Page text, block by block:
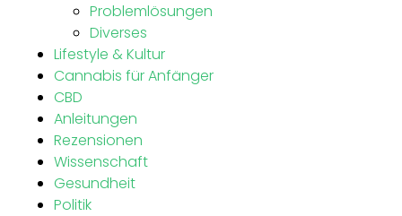
Problemlösungen
Diverses
Lifestyle & Kultur
Cannabis für Anfänger
CBD
Anleitungen
Rezensionen
Wissenschaft
Gesundheit
Politik